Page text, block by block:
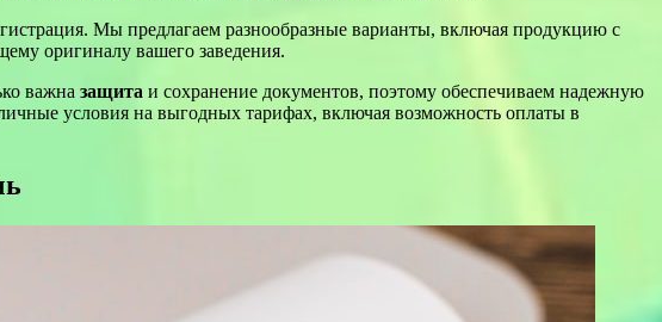
Мы предлагаем разнообразные варианты, включая продукцию с
оригиналу вашего заведения.
важна защита и сохранение документов, поэтому обеспечиваем надежную
условия на выгодных тарифах, включая возможность оплаты в